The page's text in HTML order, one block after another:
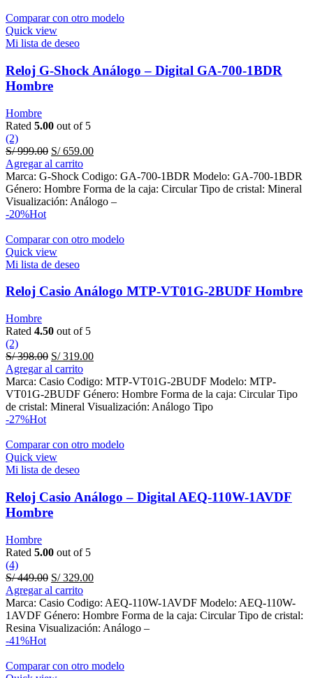
Comparar con otro modelo
Quick view
Mi lista de deseo
Reloj G-Shock Análogo – Digital GA-700-1BDR
Hombre
Hombre
Rated 5.00 out of 5
(2)
S/999.00 Original
price
was:
S/ 999.00.
S/659.00Current
is:
S/ 659.00.
Agregar al carrito
Marca: G-Shock Codigo: GA-700-1BDR Modelo: GA-700-1BDR
Género: Hombre Forma de la caja: Circular Tipo de cristal: Mineral
Visualización: Análogo –
-20%Hot
Comparar con otro modelo
Quick view
Mi lista de deseo
Reloj Casio Análogo MTP-VT01G-2BUDF Hombre
Hombre
Rated 4.50 out of 5
(2)
S/398.00 Original
price
was:
S/ 398.00.
S/319.00Current
is:
S/ 319.00.
Agregar al carrito
Marca: Casio Codigo: MTP-VT01G-2BUDF Modelo: MTP-
VT01G-2BUDF Género: Hombre Forma de la caja: Circular Tipo
de cristal: Mineral Visualización: Análogo Tipo
-27%Hot
Comparar con otro modelo
Quick view
Mi lista de deseo
Reloj Casio Análogo – Digital AEQ-110W-1AVDF
Hombre
Hombre
Rated 5.00 out of 5
(4)
S/449.00 Original
price
was:
S/ 449.00.
S/329.00Current
is:
S/ 329.00.
Agregar al carrito
Marca: Casio Codigo: AEQ-110W-1AVDF Modelo: AEQ-110W-
1AVDF Género: Hombre Forma de la caja: Circular Tipo de cristal:
Resina Visualización: Análogo –
-41%Hot
Comparar con otro modelo